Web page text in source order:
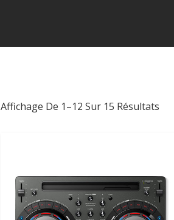
Affichage De 1–12 Sur 15 Résultats